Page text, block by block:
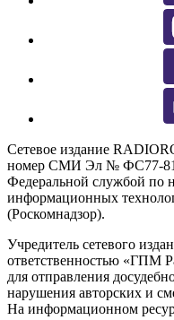
Сетевое издание
номер СМИ Эл № ФС77-
Федеральной службой по
информационных
(Роскомнадзор).
Учредитель сетевого
ответственностью «ГПМ
для отправления
нарушения авторских и
На информационном